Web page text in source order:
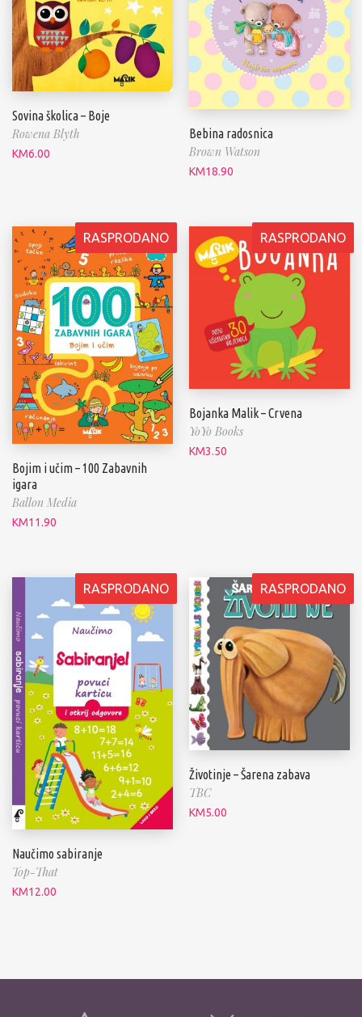
Sovina školica – Boje
Rowena Blyth
KM6.00
Bebina radosnica
Brown Watson
KM18.90
RASPRODANO
Bojim i učim – 100 Zabavnih
igara
Ballon Media
KM11.90
RASPRODANO
Bojanka Malik – Crvena
YoYo Books
KM3.50
RASPRODANO
Naučimo sabiranje
Top-That
KM12.00
RASPRODANO
Životinje – Šarena zabava
TBC
KM5.00